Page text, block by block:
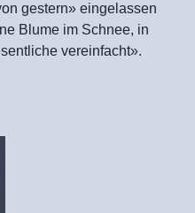
gestern» eingelassen
Blume im Schnee, in
vereinfacht».